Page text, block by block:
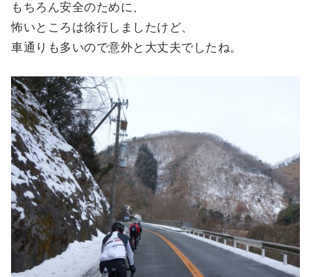
もちろん安全のために、
怖いところは徐行しましたけど、
車通りも多いので意外と大丈夫でしたね。